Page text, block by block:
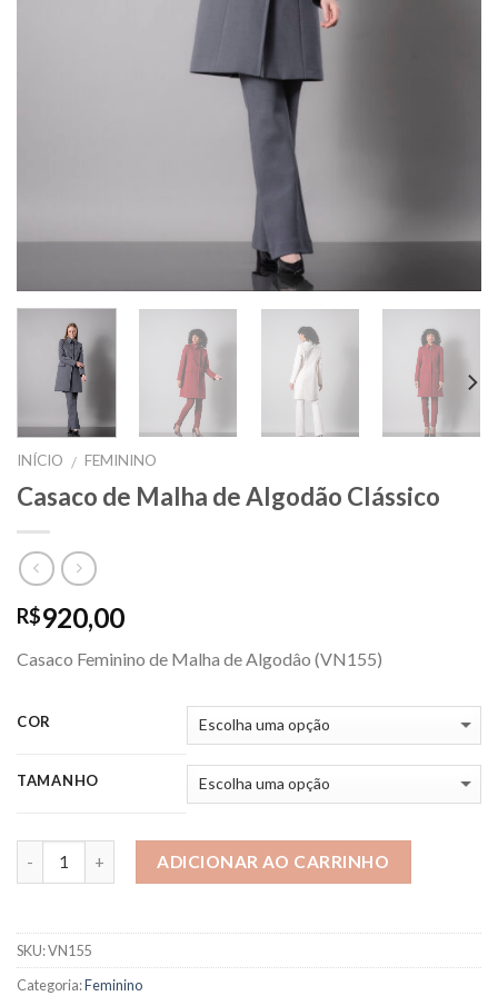
INÍCIO / FEMININO
Casaco de Malha de Algodão Clássico
R$920,00
Casaco Feminino de Malha de Algodâo (VN155)
COR
TAMANHO
ADICIONAR AO CARRINHO
SKU:VN155
Categoria:Feminino